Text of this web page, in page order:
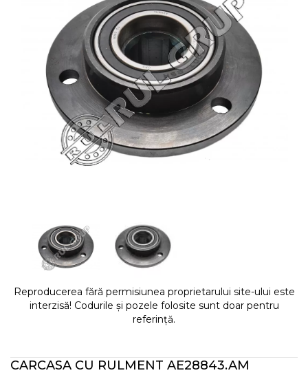
Reproducerea fără permisiunea proprietarului site-ului este
interzisă! Codurile și pozele folosite sunt doar pentru
referință.
CARCASA CU RULMENT AE28843.AM